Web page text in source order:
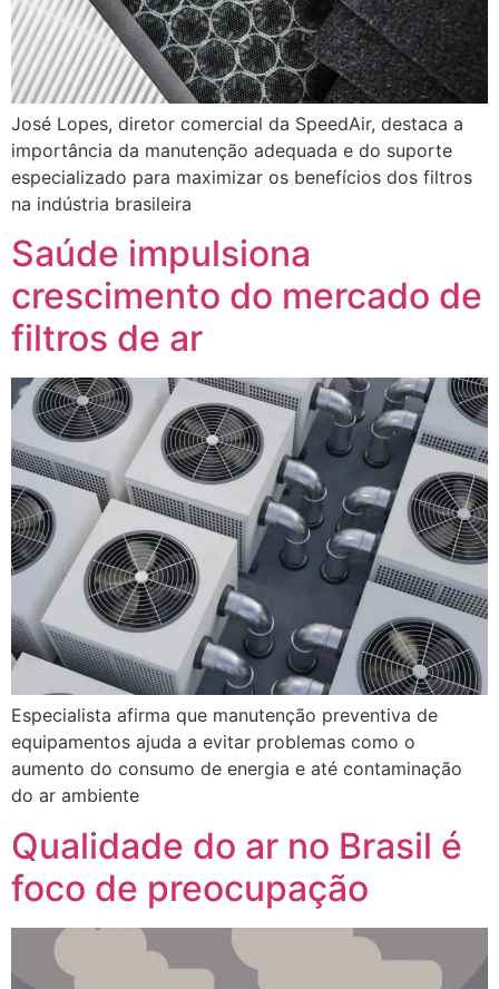
José Lopes, diretor comercial da SpeedAir, destaca a
importância da manutenção adequada e do suporte
especializado para maximizar os benefícios dos filtros
na indústria brasileira
Saúde impulsiona
crescimento do mercado de
filtros de ar
Especialista afirma que manutenção preventiva de
equipamentos ajuda a evitar problemas como o
aumento do consumo de energia e até contaminação
do ar ambiente
Qualidade do ar no Brasil é
foco de preocupação